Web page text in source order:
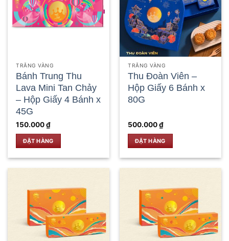
TRĂNG VÀNG
Bánh Trung Thu
Lava Mini Tan Chảy
– Hộp Giấy 4 Bánh x
45G
150.000₫
ĐẶT HÀNG
TRĂNG VÀNG
Thu Đoàn Viên –
Hộp Giấy 6 Bánh x
80G
500.000₫
ĐẶT HÀNG